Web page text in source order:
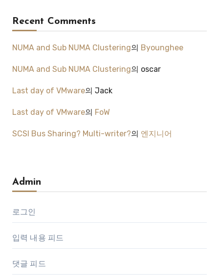
Recent Comments
NUMA and Sub NUMA Clustering의 Byounghee
NUMA and Sub NUMA Clustering의 oscar
Last day of VMware의 Jack
Last day of VMware의 FoW
SCSI Bus Sharing? Multi-writer?의 엔지니어
Admin
로그인
입력 내용 피드
댓글 피드